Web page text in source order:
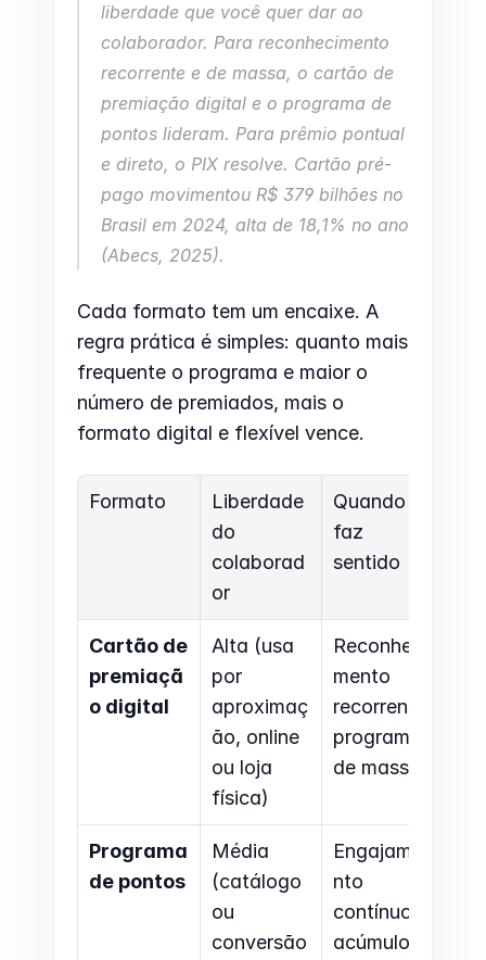
liberdade que você quer dar ao
colaborador. Para reconhecimento
recorrente e de massa, o cartão de
premiação digital e o programa de
pontos lideram. Para prêmio pontual
e direto, o PIX resolve. Cartão pré-
pago movimentou R$ 379 bilhões no
Brasil em 2024, alta de 18,1% no ano
(Abecs, 2025).
Cada formato tem um encaixe. A
regra prática é simples: quanto mais
frequente o programa e maior o
número de premiados, mais o
formato digital e flexível vence.
Formato
Liberdade
do
colaborad
or
Quando
faz
sentido
Cartão de
premiaçã
o digital
Alta (usa
por
aproximaç
ão, online
ou loja
física)
Reconheci
mento
recorrente,
programa
de massa
Programa
de pontos
Média
(catálogo
ou
conversão
Engajame
nto
contínuo,
acúmulo